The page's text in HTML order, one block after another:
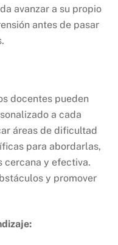
avanzar a su propio
antes de pasar
docentes pueden
a cada
áreas de dificultad
para abordarlas,
cercana y efectiva.
y promover